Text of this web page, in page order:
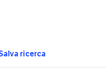
ricerca